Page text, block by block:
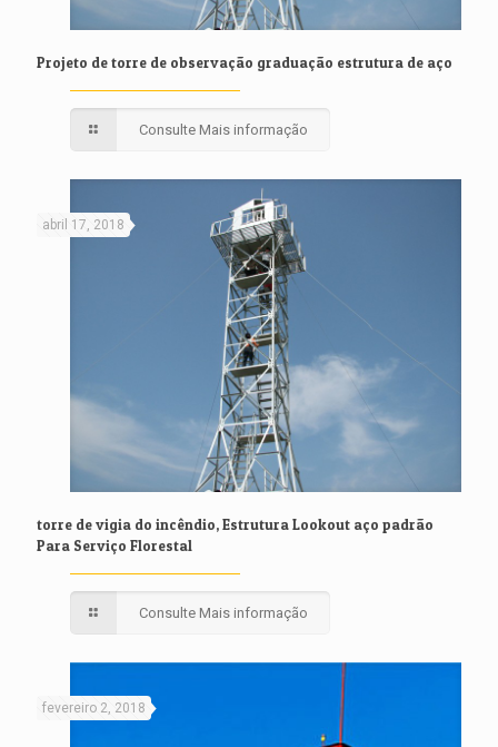
Projeto de torre de observação graduação estrutura de aço
Consulte Mais informação
abril 17, 2018
torre de vigia do incêndio, Estrutura Lookout aço padrão
Para Serviço Florestal
Consulte Mais informação
fevereiro 2, 2018